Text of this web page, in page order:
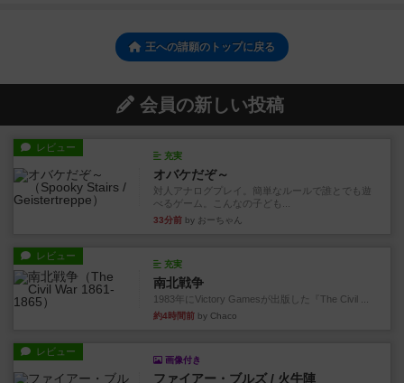
王への請願のトップに戻る
会員の新しい投稿
レビュー
充実
オバケだぞ～
対人アナログプレイ。簡単なルールで誰とでも遊
べるゲーム。こんなの子ども...
33分前 by おーちゃん
レビュー
充実
南北戦争
1983年にVictory Gamesが出版した『The Civil ...
約4時間前 by Chaco
レビュー
画像付き
ファイアー・ブルズ / 火牛陣